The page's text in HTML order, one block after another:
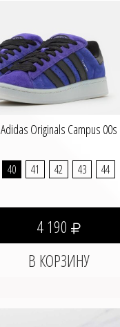
Adidas Originals Campus 00s
40 41 42 43 44
4 190